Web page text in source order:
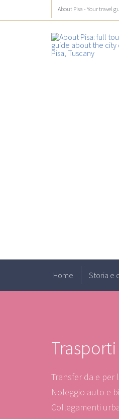
About Pisa - Your travel
Home Storia e
Trasporti
Transfer da e
Noleggio auto e
Collegamenti